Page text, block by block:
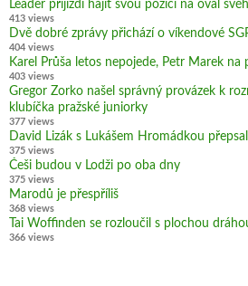
Leader přijíždí hájit svou pozici na ovál
413 views
Dvě dobré zprávy přichází o víkendové
404 views
Karel Průša letos nepojede, Petr Marek na
403 views
Gregor Zorko našel správný provázek k
klubíčka pražské juniorky
377 views
David Lizák s Lukášem Hromádkou
375 views
Češi budou v Lodži po oba dny
375 views
Marodů je přespříliš
368 views
Tai Woffinden se rozloučil s plochou
366 views